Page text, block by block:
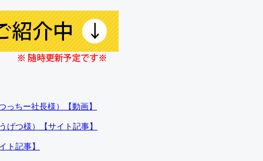
ちー社長様）【動画】
げつ様）【サイト記事】
ト記事】